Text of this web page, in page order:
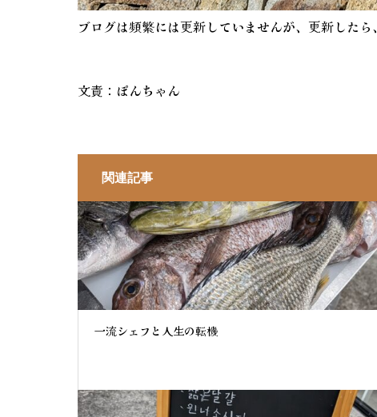
ブログは頻繁には更新していませんが、更新したら、
文責：ぽんちゃん
関連記事
一流シェフと人生の転機